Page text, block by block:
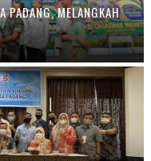
PADANG, MELANGKAH